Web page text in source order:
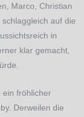
Marco, Christian
auf die
in
klar gemacht,
ein fröhlicher
Derweilen die